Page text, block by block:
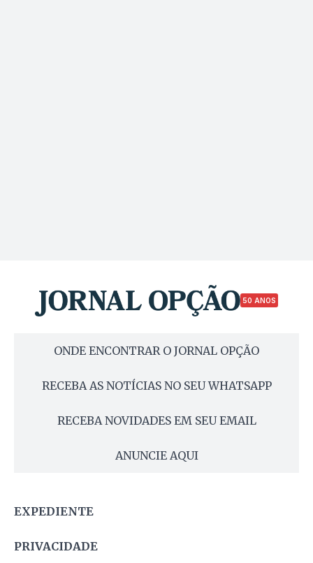
50 ANOS
ONDE ENCONTRAR O JORNAL OPÇÃO
RECEBA AS NOTÍCIAS NO SEU WHATSAPP
RECEBA NOVIDADES EM SEU EMAIL
ANUNCIE AQUI
EXPEDIENTE
PRIVACIDADE